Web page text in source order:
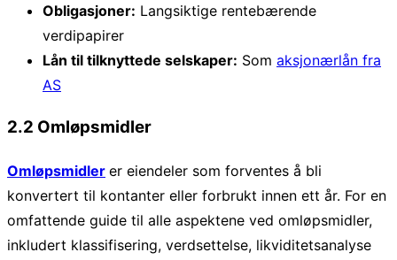
Obligasjoner: Langsiktige rentebærende
verdipapirer
Lån til tilknyttede selskaper: Som aksjonærlån fra
AS
2.2 Omløpsmidler
Omløpsmidler er eiendeler som forventes å bli
konvertert til kontanter eller forbrukt innen ett år. For en
omfattende guide til alle aspektene ved omløpsmidler,
inkludert klassifisering, verdsettelse, likviditetsanalyse